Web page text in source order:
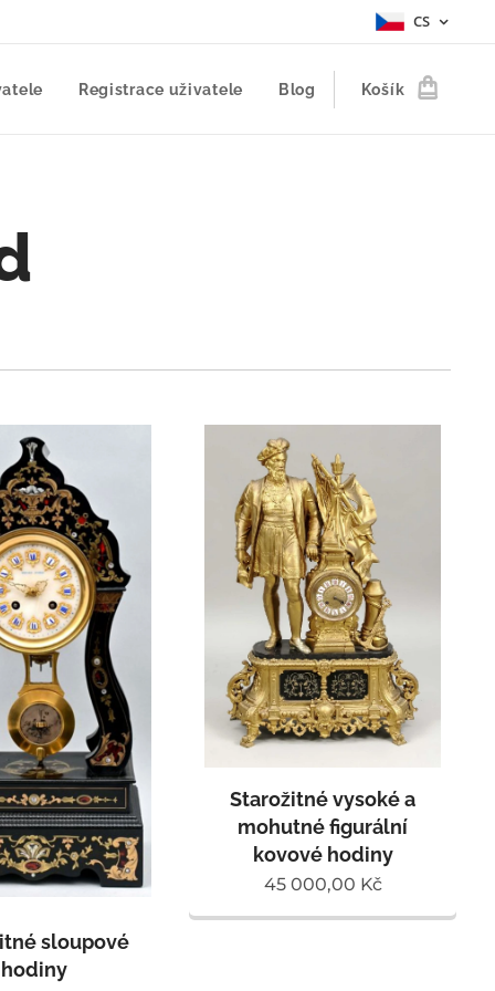
CS
Registrace uživatele Blog Košík
sloupové
hodiny
Starožitné vysoké a
mohutné figurální
kovové hodiny
45 000,00 Kč